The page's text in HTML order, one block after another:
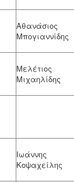
Αθανάσιος
Μπογιαννίδης
Μελέτιος
Μιχαηλίδης
Ιωάννης
Κοψαχείλης